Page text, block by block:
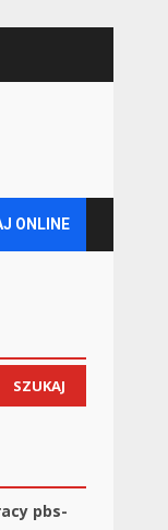
ONLINE
SZUKAJ
pbs-